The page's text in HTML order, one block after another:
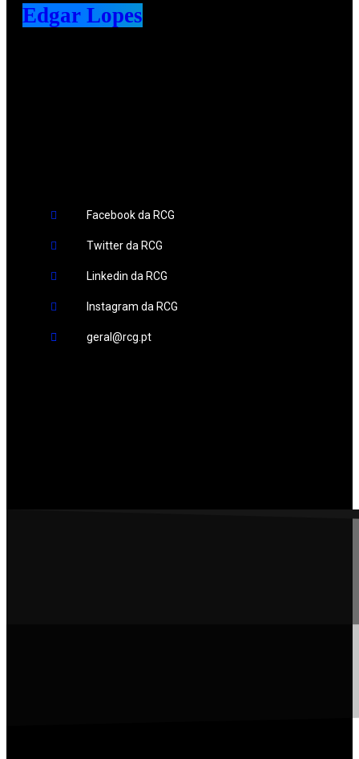
Edgar Lopes
Facebook da RCG
Twitter da RCG
Linkedin da RCG
Instagram da RCG
geral@rcg.pt